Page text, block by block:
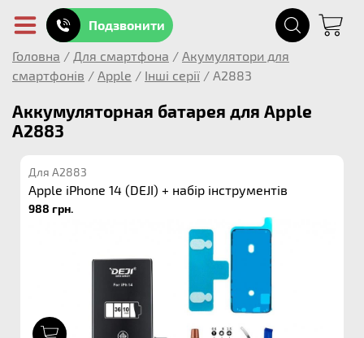
Подзвонити
Головна / Для смартфона / Акумулятори для
смартфонів / Apple / Інші серії / A2883
Аккумуляторная батарея для Apple
A2883
Для A2883
Apple iPhone 14 (DEJI) + набір інструментів
988 грн.